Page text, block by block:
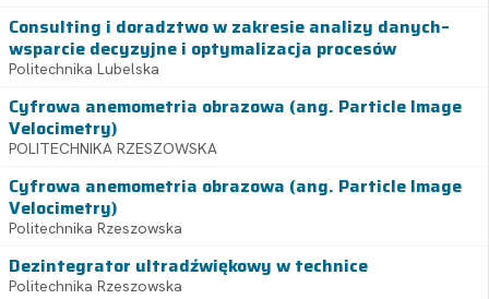
Consulting i doradztwo w zakresie analizy danych–
wsparcie decyzyjne i optymalizacja procesów
Politechnika Lubelska
Cyfrowa anemometria obrazowa (ang. Particle Image
Velocimetry)
POLITECHNIKA RZESZOWSKA
Cyfrowa anemometria obrazowa (ang. Particle Image
Velocimetry)
Politechnika Rzeszowska
Dezintegrator ultradźwiękowy w technice
Politechnika Rzeszowska